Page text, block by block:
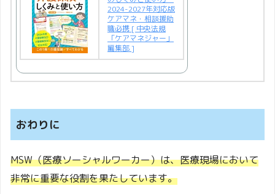
2024-2027年対応版
ケアマネ・相談援助
職必携 [ 中央法規
「ケアマネジャー」
編集部 ]
おわりに
MSW（医療ソーシャルワーカー）は、医療現場において
非常に重要な役割を果たしています。